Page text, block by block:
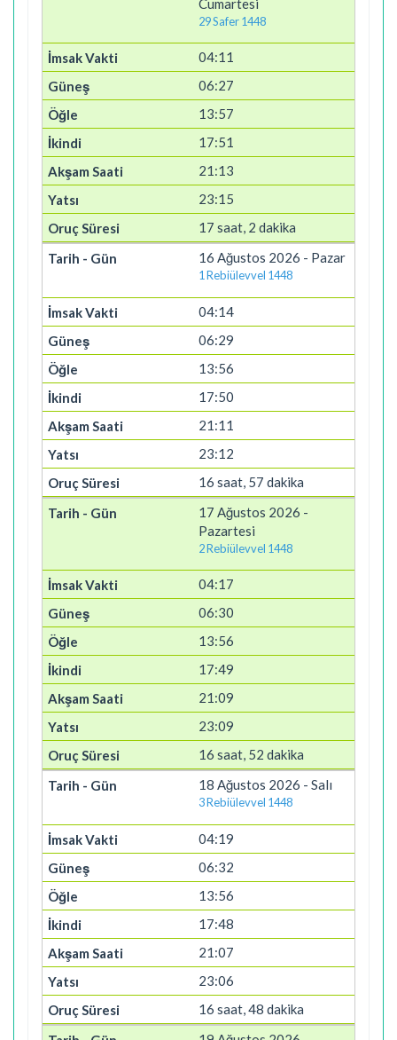
29 Safer 1448
04:11
06:27
13:57
17:51
21:13
23:15
17 saat, 2 dakika
16 Ağustos 2026 - Pazar
1 Rebiülevvel 1448
04:14
06:29
13:56
17:50
21:11
23:12
16 saat, 57 dakika
17 Ağustos 2026 -
Pazartesi
2 Rebiülevvel 1448
04:17
06:30
13:56
17:49
21:09
23:09
16 saat, 52 dakika
18 Ağustos 2026 - Salı
3 Rebiülevvel 1448
04:19
06:32
13:56
17:48
21:07
23:06
16 saat, 48 dakika